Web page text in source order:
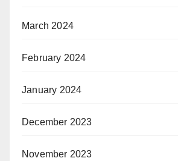
March 2024
February 2024
January 2024
December 2023
November 2023